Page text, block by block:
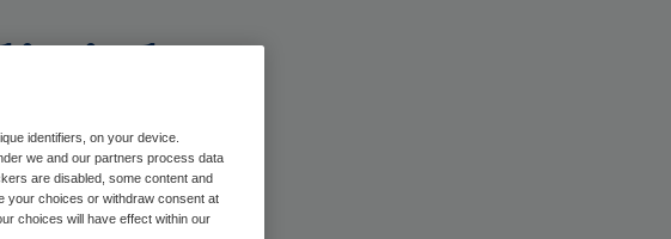
identifiers, on your device.
we and our partners process data
are disabled, some content and
your choices or withdraw consent at
choices will have effect within our